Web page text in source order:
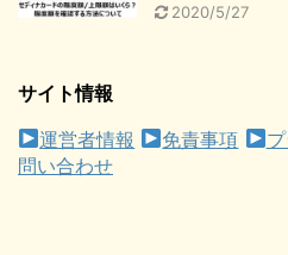
2020/5/27
サイト情報
運営者情報
免責事項
問い合わせ